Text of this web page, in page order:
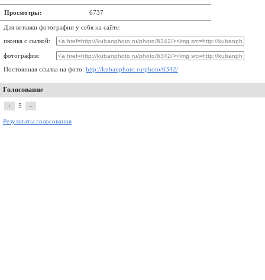
Просмотры: 6737
Для вставки фотографии у себя на сайте:
иконка с сылкой:
фотография:
Постоянная ссылка на фото: http://kubanphoto.ru/photo/6342/
Голосование
+ 5 –
Результаты голосования